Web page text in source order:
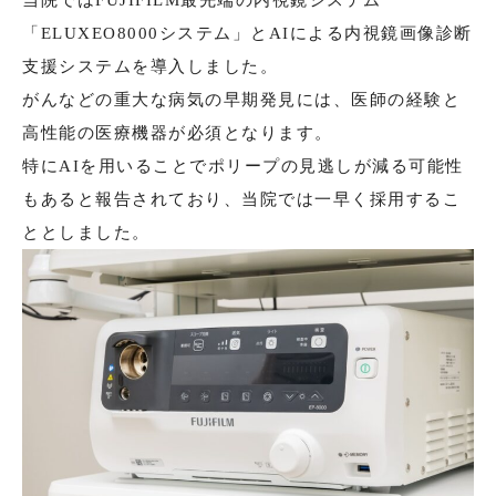
「ELUXEO8000システム」とAIによる内視鏡画像診断
支援システムを導入しました。
がんなどの重大な病気の早期発見には、医師の経験と
高性能の医療機器が必須となります。
特にAIを用いることでポリープの見逃しが減る可能性
もあると報告されており、当院では一早く採用するこ
ととしました。